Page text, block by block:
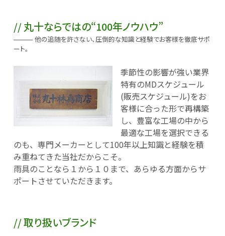
丸十ならではの“100年ノウハウ”
他の追随を許さない、圧倒的な知識と経験でお客様を徹底サポ
ート。
季節性の影響が強い業界
特有のMDスケジュール
(販売スケジュール)をお
客様に合った形で再構築
し、豊富な工場の中から
最適な工場を選択できる
のも、専門メーカーとして100年以上知識と経験を積
み重ねてきた当社だからこそ。
雨具のことなら１から１０まで、あらゆる方面からサ
ポートさせていただきます。
取り扱いブランド